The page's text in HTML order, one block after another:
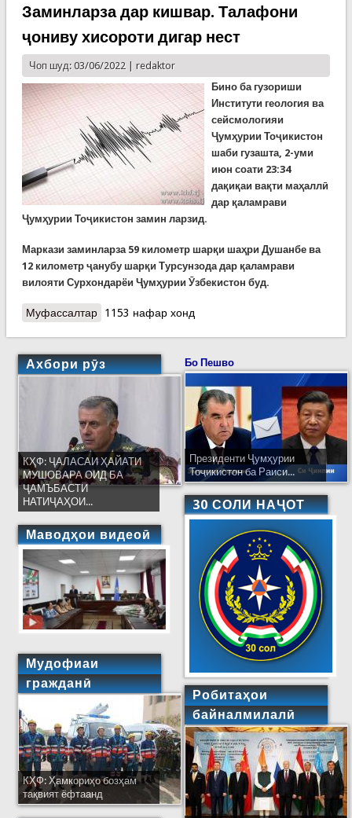
Заминларза дар кишвар. Талафони
ҷониву хисороти дигар нест
Чоп шуд: 03/06/2022 | redaktor
Бино ба гузориши
Институти геология ва
сейсмологияи
Ҷумҳурии Тоҷикистон
шаби гузашта, 2-уми
июн соати 23:34
дақиқаи вақти маҳаллӣ
дар қаламрави
Ҷумҳурии Тоҷикистон замин ларзид.
Маркази заминларза 59 километр шарқи шаҳри Душанбе ва
12 километр ҷанубу шарқи Турсунзода дар қаламрави
вилояти Сурхондарёи Ҷумҳурии Ӯзбекистон буд.
Муфассалтаро Заминларза дар кишвар. Талафони ҷониву
1153 нафар хонд
Ахбори рӯз
КҲФ: ҶАЛАСАИ ҲАЙАТИ
МУШОВАРА ОИД БА
ҶАМЪБАСТИ
НАТИҶАҲОИ...
Маводҳои видеоӣ
Мудофиаи
гражданӣ
КҲФ: Ҳамкориҳо бозҳам
тақвият ёфтаанд
Бо Пешво
Президенти Ҷумҳурии
Тоҷикистон ба Раиси...
30 СОЛИ НАҶОТ
Робитаҳои
байналмилалӣ